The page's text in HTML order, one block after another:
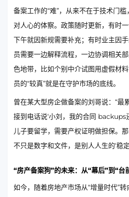
备案工作的“难”，从来不在于技术门
对人心的体察。政策随时更新，有时
下午就因新规需要补充；有时业主因
员需要一边解释流程，一边协调相关
色地带，比如个别中介试图用虚假材
员的“较真”就是在守护市场的底线。
曾在某大型房企做备案的刘哥说：“最
接到电话说‘小刘，我的合同
儿子要留学，需要产权证明做担保。
不只是数字和文件，是别人人生的‘稳定
“房产备案狗”的未来：从“幕后”到“台
如今，随着房地产市场从“增量时代”转